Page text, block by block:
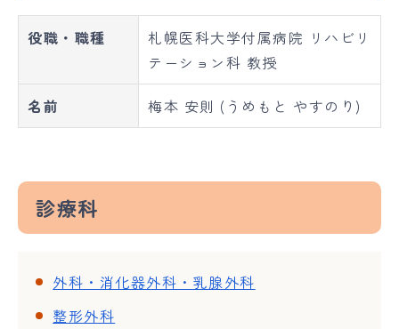
役職・職種
札幌医科大学付属病院 リハビリ
テーション科 教授
名前 梅本 安則 (うめもと やすのり)
診療科
外科・消化器外科・乳腺外科
整形外科